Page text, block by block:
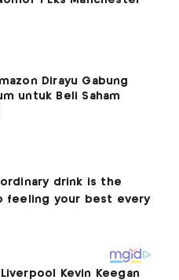
Dirayu Gabung
untuk Beli Saham
Kevin Keegan